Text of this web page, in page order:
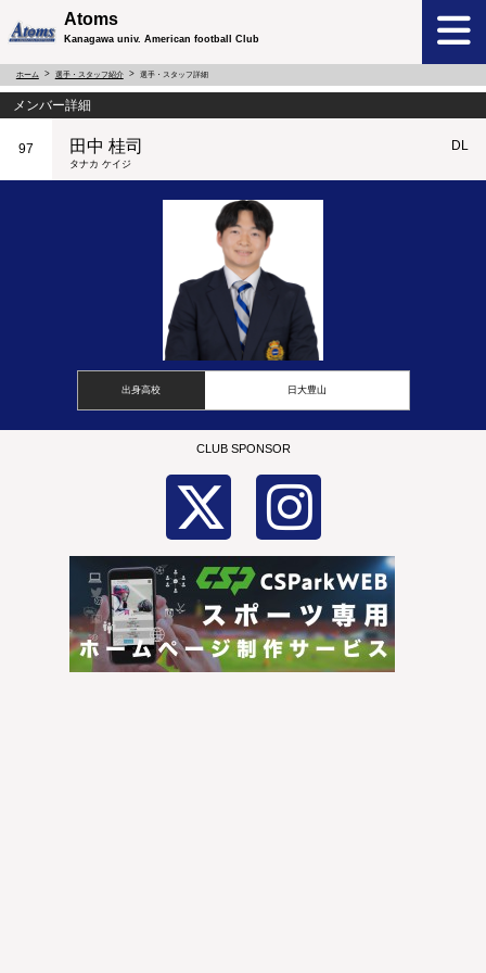
Atoms
Kanagawa univ. American football Club
ホーム 選手・スタッフ紹介 選手・スタッフ詳細
メンバー詳細
97 田中 桂司
タナカ ケイジ
DL
出身高校 日大豊山
CLUB SPONSOR